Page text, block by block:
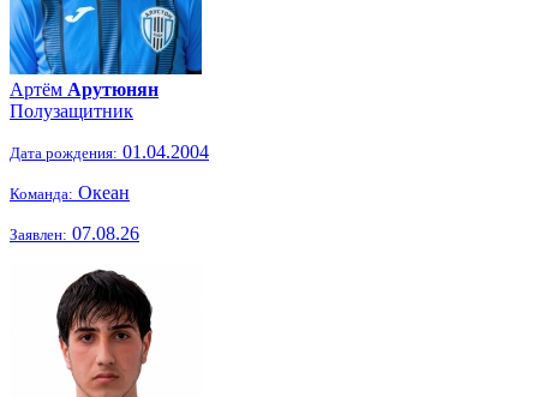
Артём Арутюнян
Полузащитник
Дата рождения: 01.04.2004
Команда: Океан
Заявлен: 07.08.26